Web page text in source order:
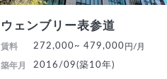
ウェンブリー表参道
賃料 272,000~ 479,000 円/月
築年月 2016/09(築10年)